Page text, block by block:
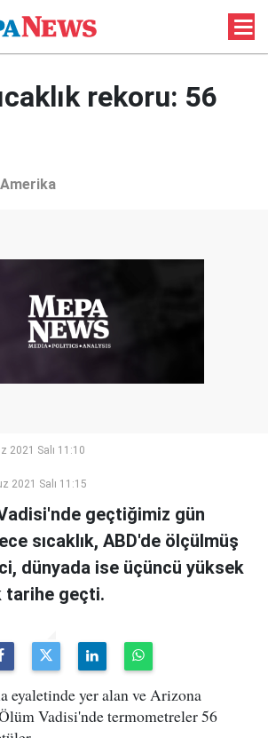
rekoru: 56
Amerika
2021 Salı 11:10
2021 Salı 11:15
geçtiğimiz gün
sıcaklık, ABD'de ölçülmüş
dünyada ise üçüncü yüksek
tarihe geçti.
yer alan ve Arizona
Vadisi'nde termometreler 56